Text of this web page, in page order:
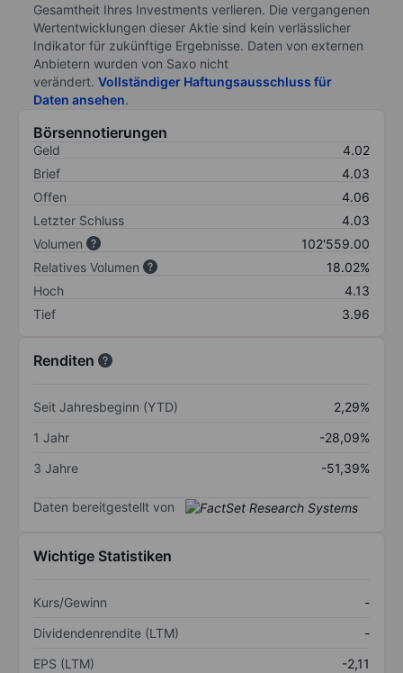
Gesamtheit Ihres Investments verlieren. Die vergangenen
Wertentwicklungen dieser Aktie sind kein verlässlicher
Indikator für zukünftige Ergebnisse. Daten von externen
Anbietern wurden von Saxo nicht
verändert. Vollständiger Haftungsausschluss für
Daten ansehen.
Börsennotierungen
Geld
4.02
Brief
4.03
Offen
4.06
Letzter Schluss
4.03
Volumen
102'559.00
Relatives Volumen
18.02%
Hoch
4.13
Tief
3.96
Renditen
Seit Jahresbeginn (YTD)
2,29%
1 Jahr
-28,09%
3 Jahre
-51,39%
Daten bereitgestellt von
Wichtige Statistiken
Kurs/Gewinn
-
Dividendenrendite (LTM)
-
EPS (LTM)
-2,11